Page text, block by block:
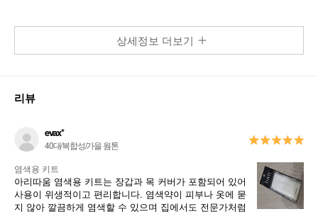
상세정보 더보기
리뷰
evax*
40대/복합성/가을 웜톤
염색용 키트
아리따움 염색용 키트는 장갑과 목 커버가 포함되어 있어
사용이 위생적이고 편리합니다. 염색약이 피부나 옷에 묻
지 않아 깔끔하게 염색할 수 있으며 집에서도 전문가처럼